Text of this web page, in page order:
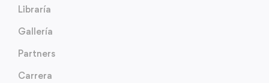
Libraría
Gallería
Partners
Carrera